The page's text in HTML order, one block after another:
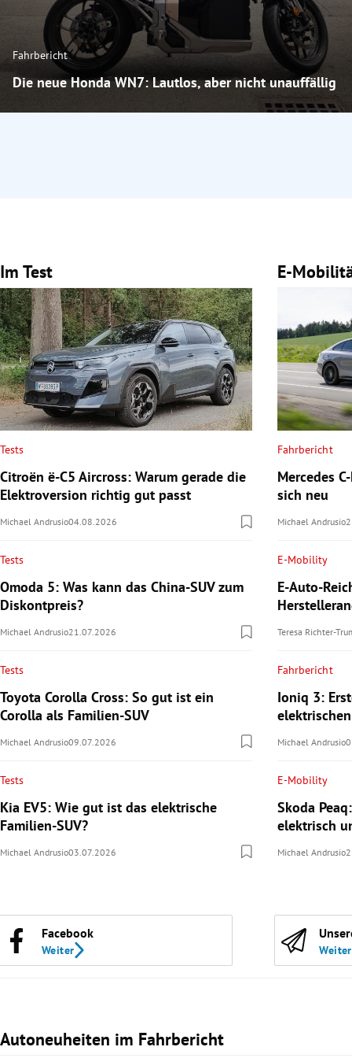
Fahrbericht
Die neue Honda WN7: Lautlos, aber nicht unauffällig
Im Test
Tests
Citroën ë-C5 Aircross: Warum gerade die
Elektroversion richtig gut passt
Michael Andrusio04.08.2026
Tests
Omoda 5: Was kann das China-SUV zum
Diskontpreis?
Michael Andrusio21.07.2026
Tests
Toyota Corolla Cross: So gut ist ein
Corolla als Familien-SUV
Michael Andrusio09.07.2026
Tests
Kia EV5: Wie gut ist das elektrische
Familien-SUV?
Michael Andrusio03.07.2026
E-
Fahrbericht
Mercedes
sich neu
Michael Andrusio
E-Mobility
E-Auto-
Teresa Richter-
Fahrbericht
Ioniq 3:
Michael Andrusio
E-Mobility
Skoda
elektrisch
Michael Andrusio
Facebook
Weiter Weiter
Autoneuheiten im Fahrbericht
Slide 1 von 3